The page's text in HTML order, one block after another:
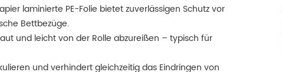
laminierte PE-Folie bietet zuverlässigen Schutz vor
Bettbezüge.
und leicht von der Rolle abzureißen – typisch für
und verhindert gleichzeitig das Eindringen von